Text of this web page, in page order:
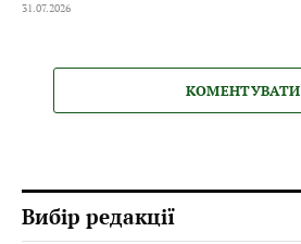
31.07.2026
КОМЕНТУВАТИ
Вибір редакції